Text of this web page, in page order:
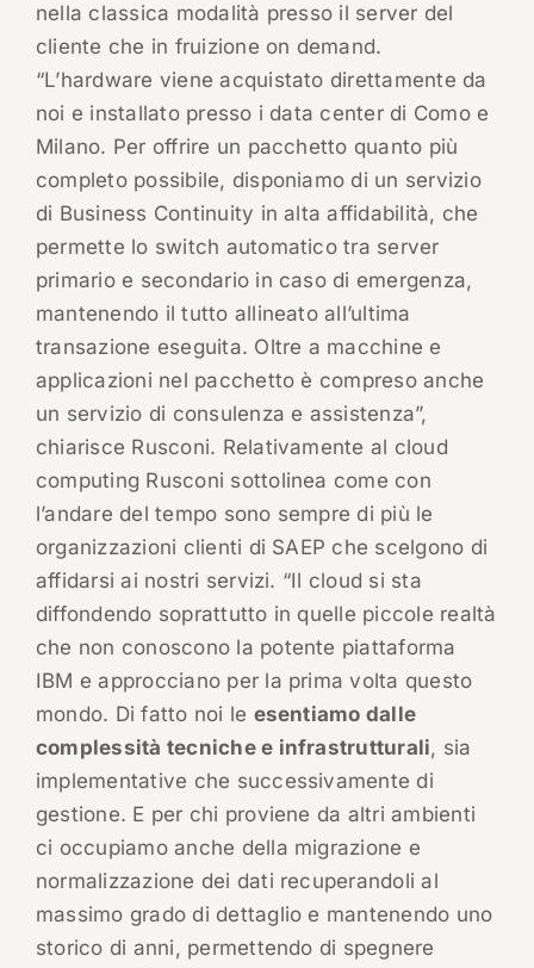
nella classica modalità presso il server del
cliente che in fruizione on demand.
“L’hardware viene acquistato direttamente da
noi e installato presso i data center di Como e
Milano. Per offrire un pacchetto quanto più
completo possibile, disponiamo di un servizio
di Business Continuity in alta affidabilità, che
permette lo switch automatico tra server
primario e secondario in caso di emergenza,
mantenendo il tutto allineato all’ultima
transazione eseguita. Oltre a macchine e
applicazioni nel pacchetto è compreso anche
un servizio di consulenza e assistenza”,
chiarisce Rusconi. Relativamente al cloud
computing Rusconi sottolinea come con
l’andare del tempo sono sempre di più le
organizzazioni clienti di SAEP che scelgono di
affidarsi ai nostri servizi. “Il cloud si sta
diffondendo soprattutto in quelle piccole realtà
che non conoscono la potente piattaforma
IBM e approcciano per la prima volta questo
mondo. Di fatto noi le esentiamo dalle
complessità tecniche e infrastrutturali, sia
implementative che successivamente di
gestione. E per chi proviene da altri ambienti
ci occupiamo anche della migrazione e
normalizzazione dei dati recuperandoli al
massimo grado di dettaglio e mantenendo uno
storico di anni, permettendo di spegnere